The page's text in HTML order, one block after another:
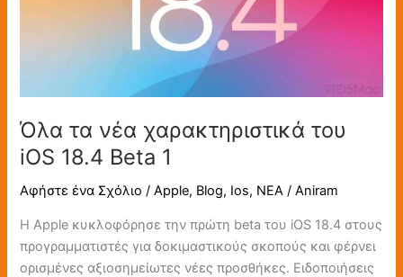
Όλα τα νέα χαρακτηριστικά του
iOS 18.4 Beta 1
Αφήστε ένα Σχόλιο /Apple, Blog, Ios, ΝΕΑ /Aniram
Η Apple κυκλοφόρησε την πρώτη beta του iOS 18.4 στους
προγραμματιστές για δοκιμαστικούς σκοπούς και φέρνει
ορισμένες αξιοσημείωτες νέες προσθήκες. Ειδοποιήσεις
1